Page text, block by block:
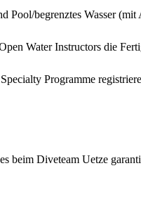
Pool/begrenztes Wasser
Water Instructors die
Programme
beim Diveteam Uetze